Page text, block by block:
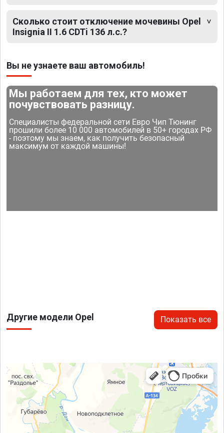
Сколько стоит отключение мочевины Opel
Insignia II 1.6 CDTi 136 л.с.?
Вы не узнаете ваш автомобиль!
Мы работаем для тех, кто может
почувствовать разницу.
Специалисты федеральной сети Евро Чип Тюнинг
прошили более 10 000 автомобилей в 50+ городах РФ
- поэтому мы знаем, как получить безопасный
максимум от каждой машины!
Другие модели Opel Показать все